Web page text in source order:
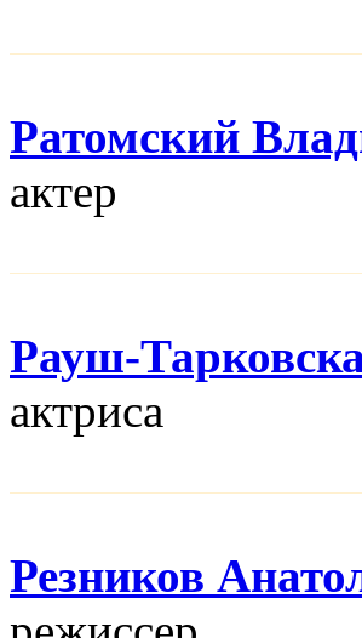
Ратомский
актер
Рауш-
актриса
Резников